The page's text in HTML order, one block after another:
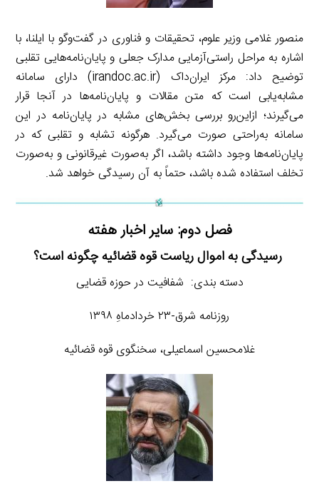
منصور غلامی وزیر علوم، تحقیقات و فناوری در گفت‌وگو با ایلنا، با
اشاره به مراحل راستی‌آزمایی مدارک جعلی و پایان‌نامه‌هایی تقلبی
توضیح داد: مرکز ایران‌داک (irandoc.ac.ir) دارای سامانه
مشابه‌یابی است که متن مقالات و پایان‌نامه‌ها در آنجا قرار
می‌گیرند؛ ازاین‌رو بررسی بخش‌های مشابه در پایان‌نامه در این
سامانه به‌راحتی صورت می‌گیرد. هرگونه تشابه و تقلبی که در
پایان‌نامه‌ها وجود داشته باشد، اگر به‌صورت غیرقانونی و به‌صورت
تخلف استفاده شده باشد، حتماً به آن رسیدگی خواهد شد.
فصل دوم: سایر اخبار هفته
رسیدگی به اموال ریاست قوه قضائیه چگونه است؟
دسته بندی: شفافیت در حوزه قضایی
روزنامه شرق-۲۳ خردادماهِ ۱۳۹۸
غلامحسین اسماعیلی، سخنگوی قوه قضائیه